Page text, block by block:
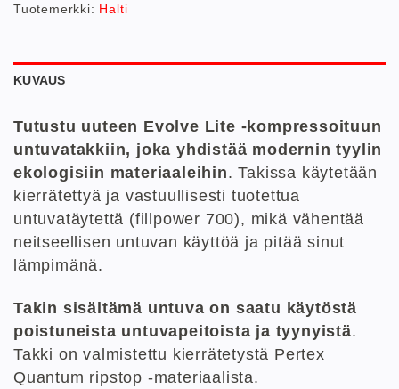
Tuotemerkki: Halti
KUVAUS
Tutustu uuteen Evolve Lite -kompressoituun
untuvatakkiin, joka yhdistää modernin tyylin
ekologisiin materiaaleihin. Takissa käytetään
kierrätettyä ja vastuullisesti tuotettua
untuvatäytettä (fillpower 700), mikä vähentää
neitseellisen untuvan käyttöä ja pitää sinut
lämpimänä.
Takin sisältämä untuva on saatu käytöstä
poistuneista untuvapeitoista ja tyynyistä.
Takki on valmistettu kierrätetystä Pertex
Quantum ripstop -materiaalista.